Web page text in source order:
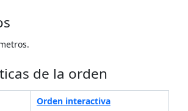
de la orden
Orden interactiva